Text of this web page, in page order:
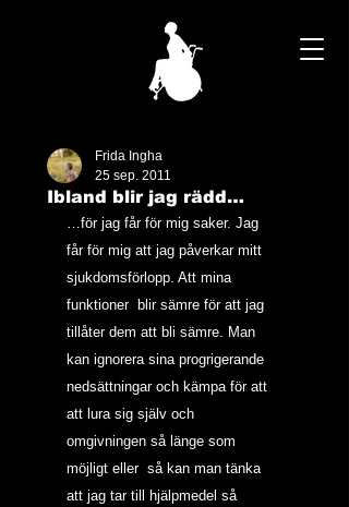
Ibland blir jag rädd…
Frida Ingha
25 sep. 2011
…för jag får för mig saker. Jag
får för mig att jag påverkar mitt
sjukdomsförlopp. Att mina
funktioner  blir sämre för att jag
tillåter dem att bli sämre. Man
kan ignorera sina progrigerande
nedsättningar och kämpa för att
att lura sig själv och
omgivningen så länge som
möjligt eller  så kan man tänka
att jag tar till hjälpmedel så